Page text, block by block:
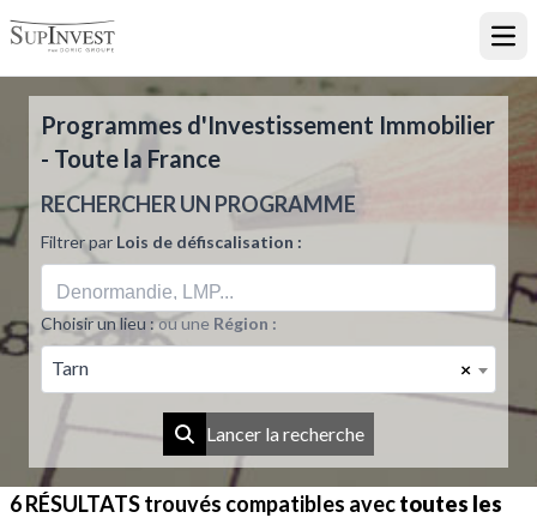
Programmes d'Investissement Immobilier
- Toute la France
RECHERCHER UN PROGRAMME
Filtrer par Lois de défiscalisation :
Choisir un lieu :ou une Région :
×
Tarn
Lancer la recherche
6 RÉSULTATStrouvés compatibles avectoutes les